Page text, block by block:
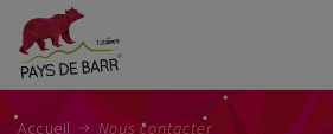
Accueil Nous contacter